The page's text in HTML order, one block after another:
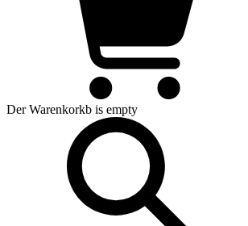
Der Warenkorkb is empty